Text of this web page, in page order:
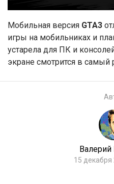
Мобильная версия GTA3
игры на мобильниках и
устарела для ПК и
экране смотрится в самый
15 декабря